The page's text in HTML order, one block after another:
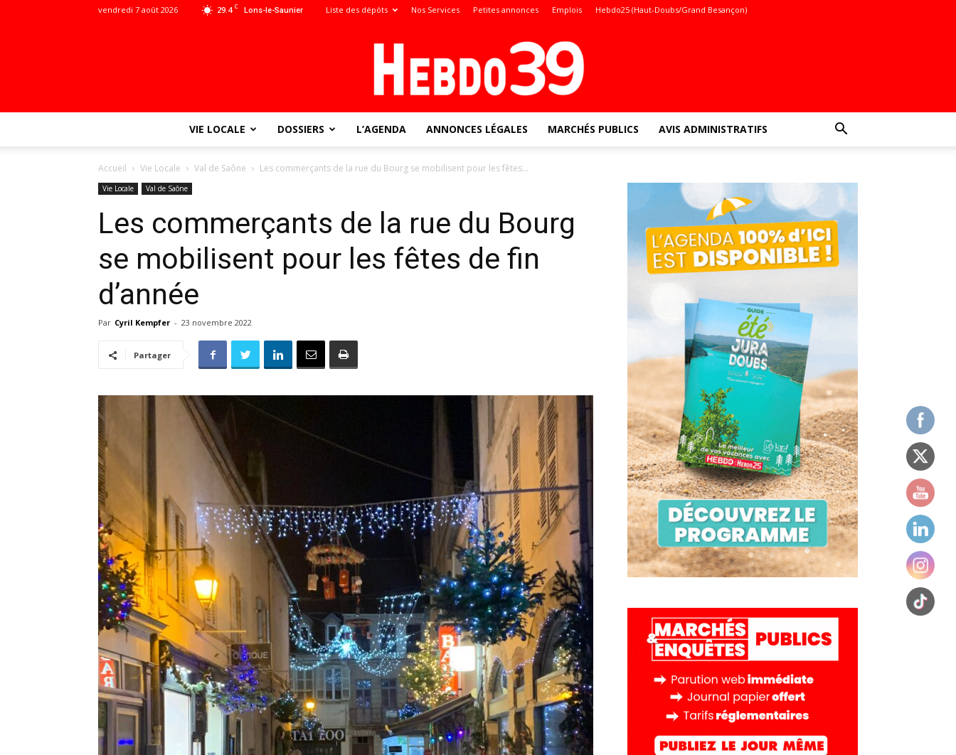
29.4 C Lons-le-Saunier
vendredi 7 août 2026 Liste des dépôts Nos Services Petites annonces Emplois Hebdo25 (Haut-Doubs/Grand Besançon)
l'info
locale
–
Hebdo39
VIE LOCALE DOSSIERS L’AGENDA ANNONCES LÉGALES MARCHÉS PUBLICS AVIS ADMINISTRATIFS
Accueil Vie Locale Val de Saône Les commerçants de la rue du Bourg se mobilisent pour les fêtes...
Vie Locale Val de Saône
Les commerçants de la rue du Bourg
se mobilisent pour les fêtes de fin
d’année
Par Cyril Kempfer - 23 novembre 2022
Partager